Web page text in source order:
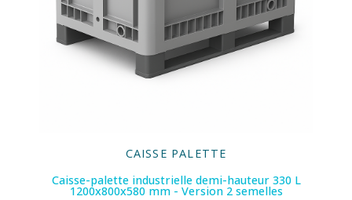
CAISSE PALETTE
Caisse-palette industrielle demi-hauteur 330 L
1200x800x580 mm - Version 2 semelles